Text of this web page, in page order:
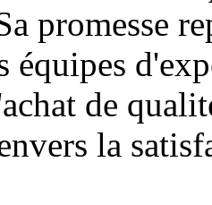
promesse
équipes
de
la